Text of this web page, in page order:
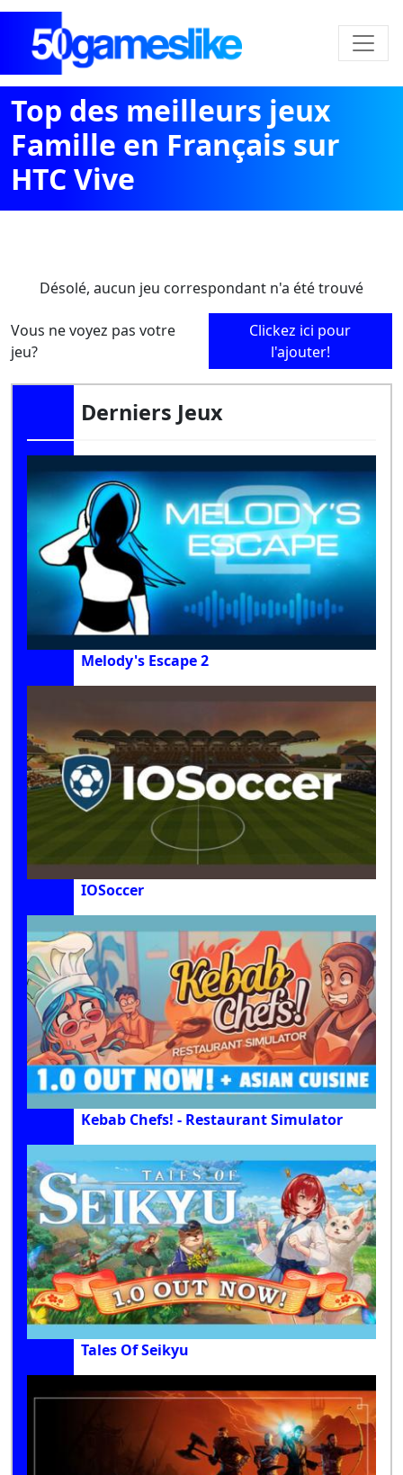
Top des meilleurs jeux
Famille en Français sur
HTC Vive
Désolé, aucun jeu correspondant n'a été trouvé
Vous ne voyez pas votre
jeu?
Clickez ici pour
l'ajouter!
Derniers Jeux
Melody's Escape 2
IOSoccer
Kebab Chefs! - Restaurant Simulator
Tales Of Seikyu